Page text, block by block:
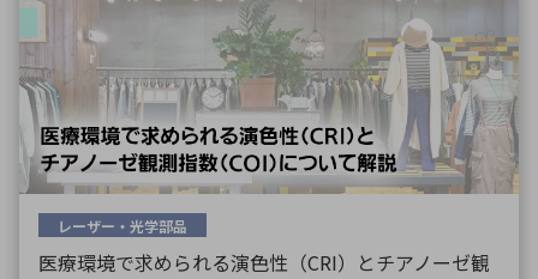
レーザー・光学部品
医療環境で求められる演色性（CRI）とチアノーゼ観